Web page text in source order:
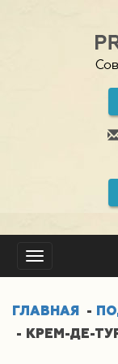
Toggle
ГЛАВНАЯ
КРЕМ-ДЕ-